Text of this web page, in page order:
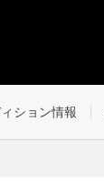
ション情報